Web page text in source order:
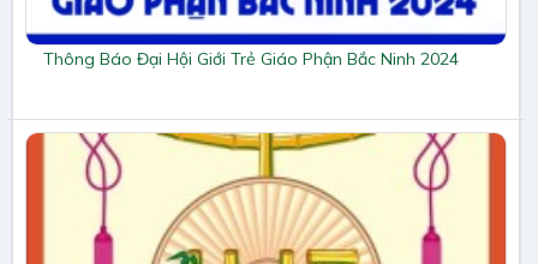
Thông Báo Đại Hội Giới Trẻ Giáo Phận Bắc Ninh 2024